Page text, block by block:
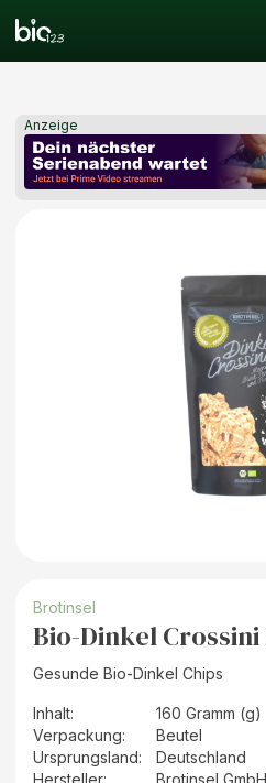
Anzeige
Brotinsel
Bio-Dinkel
Gesunde Bio-Dinkel Chips
Inhalt:
160 Gramm (g)
Verpackung:
Beutel
Ursprungsland:
Deutschland
Hersteller: Brotinsel GmbH